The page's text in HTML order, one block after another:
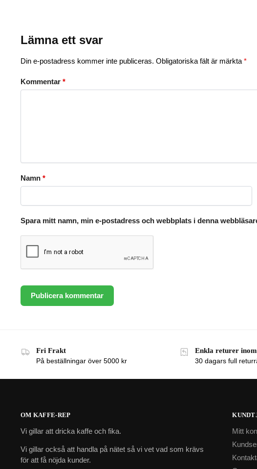
Lämna ett svar
Din e-postadress kommer inte publiceras. Obligatoriska fält är märkta *
Kommentar *
Namn *
Spara mitt namn, min e-postadress och webbplats i denna
Fri Frakt
På beställningar över 5000 kr
Enkla returer
30 dagars full
OM KAFFE-REP
Vi gillar att dricka kaffe och fika.
Vi gillar också att handla på nätet så vi vet vad som krävs
för att få nöjda kunder.
Mitt